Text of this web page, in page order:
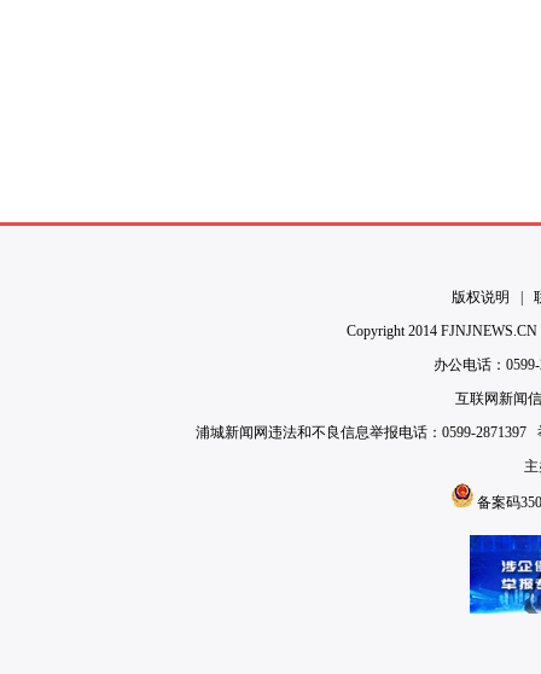
版权说明
Copyright 2014
办公电话：
互联网新闻
浦城新闻网违法和不良信息举报电话：0599-2871397
备案码